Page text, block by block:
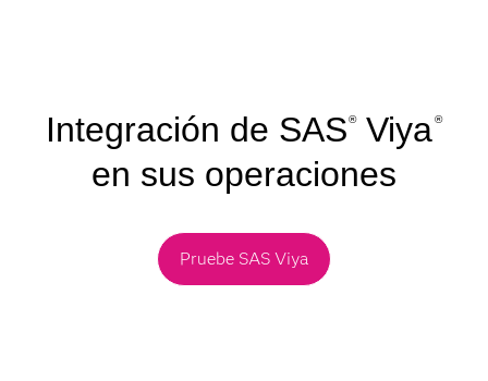
Integración de SAS ®Viya®
en sus operaciones
Pruebe SAS Viya